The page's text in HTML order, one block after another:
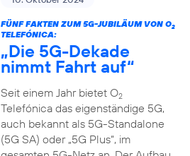
FÜNF FAKTEN ZUM 5G-JUBILÄUM VON O2
TELEFÓNICA:
„Die 5G-Dekade
nimmt Fahrt auf“
Seit einem Jahr bietet O2
Telefónica das eigenständige 5G,
auch bekannt als 5G-Standalone
(5G SA) oder „5G Plus“, im